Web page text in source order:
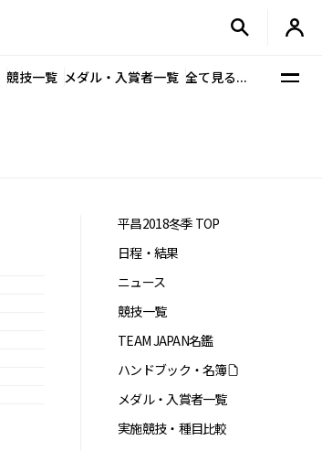
競技一覧 メダル・入賞者一覧 全て見る...
平昌2018冬季 TOP
日程・結果
ニュース
競技一覧
TEAM JAPAN名鑑
ハンドブック・名簿
メダル・入賞者一覧
実施競技・種目比較